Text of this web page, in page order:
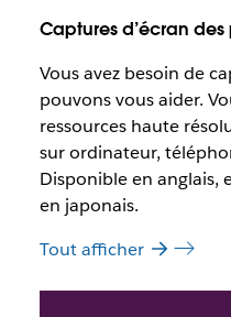
Captures d’écran des
Vous avez besoin de
pouvons vous aider.
ressources haute
sur ordinateur,
Disponible en anglais,
en japonais.
Tout afficher